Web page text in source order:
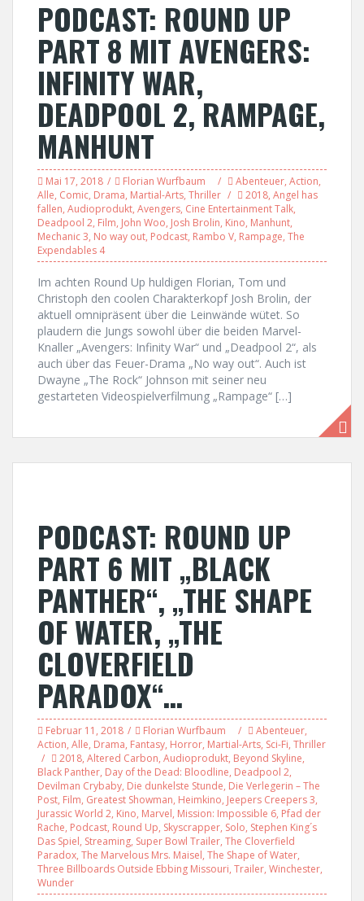
PODCAST: ROUND UP
PART 8 MIT AVENGERS:
INFINITY WAR,
DEADPOOL 2, RAMPAGE,
MANHUNT
Mai 17, 2018 Florian Wurfbaum Abenteuer, Action,
Alle, Comic, Drama, Martial-Arts, Thriller 2018, Angel has
fallen, Audioprodukt, Avengers, Cine Entertainment Talk,
Deadpool 2, Film, John Woo, Josh Brolin, Kino, Manhunt,
Mechanic 3, No way out, Podcast, Rambo V, Rampage, The
Expendables 4
Im achten Round Up huldigen Florian, Tom und
Christoph den coolen Charakterkopf Josh Brolin, der
aktuell omnipräsent über die Leinwände wütet. So
plaudern die Jungs sowohl über die beiden Marvel-
Knaller „Avengers: Infinity War“ und „Deadpool 2“, als
auch über das Feuer-Drama „No way out“. Auch ist
Dwayne „The Rock“ Johnson mit seiner neu
gestarteten Videospielverfilmung „Rampage“ […]
PODCAST: ROUND UP
PART 6 MIT „BLACK
PANTHER“, „THE SHAPE
OF WATER, „THE
CLOVERFIELD
PARADOX“…
Februar 11, 2018 Florian Wurfbaum Abenteuer,
Action, Alle, Drama, Fantasy, Horror, Martial-Arts, Sci-Fi, Thriller
2018, Altered Carbon, Audioprodukt, Beyond Skyline,
Black Panther, Day of the Dead: Bloodline, Deadpool 2,
Devilman Crybaby, Die dunkelste Stunde, Die Verlegerin – The
Post, Film, Greatest Showman, Heimkino, Jeepers Creepers 3,
Jurassic World 2, Kino, Marvel, Mission: Impossible 6, Pfad der
Rache, Podcast, Round Up, Skyscrapper, Solo, Stephen King´s
Das Spiel, Streaming, Super Bowl Trailer, The Cloverfield
Paradox, The Marvelous Mrs. Maisel, The Shape of Water,
Three Billboards Outside Ebbing Missouri, Trailer, Winchester,
Wunder